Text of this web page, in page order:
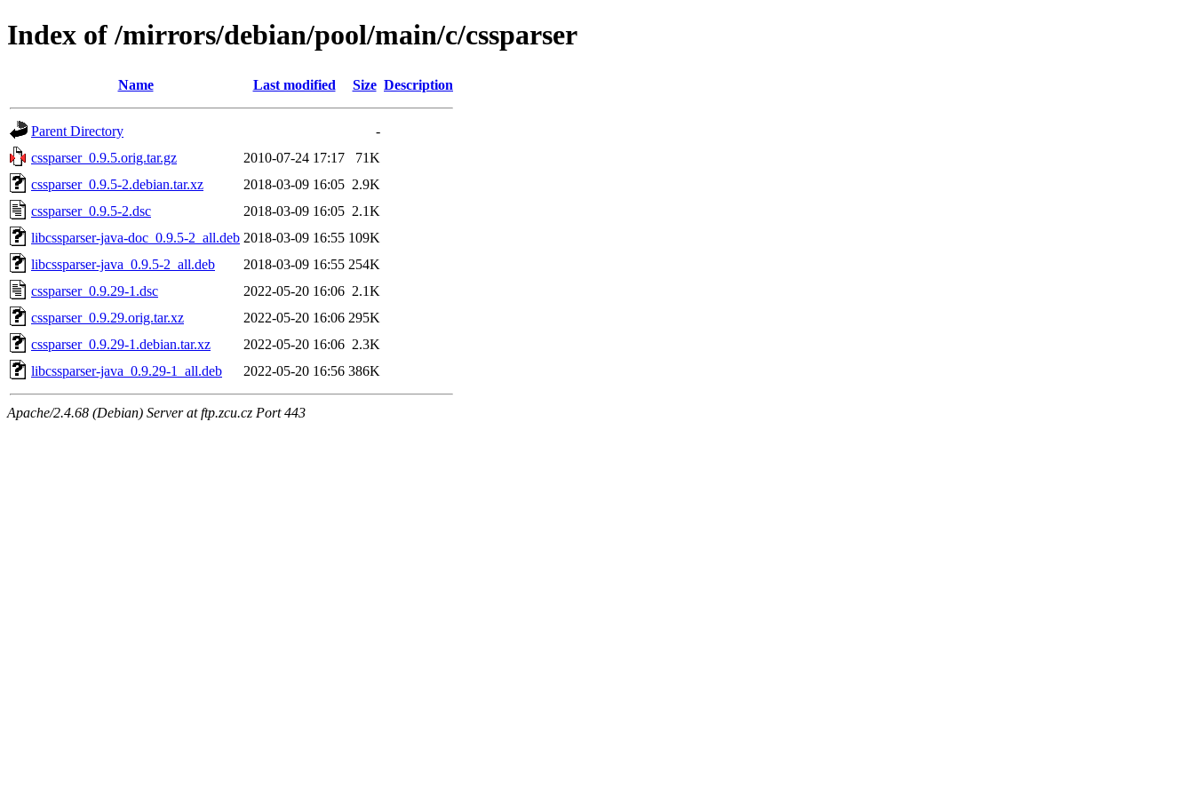
Index of /mirrors/debian/pool/main/c/cssparser
Name Last modified Size Description
Parent Directory
-
cssparser_0.9.5.orig.tar.gz
2010-07-24 17:17
71K
cssparser_0.9.5-2.debian.tar.xz
2018-03-09 16:05 2.9K
cssparser_0.9.5-2.dsc
2018-03-09 16:05 2.1K
libcssparser-java-doc_0.9.5-2_all.deb 2018-03-09 16:55 109K
libcssparser-java_0.9.5-2_all.deb
2018-03-09 16:55 254K
cssparser_0.9.29-1.dsc
2022-05-20 16:06 2.1K
cssparser_0.9.29.orig.tar.xz
2022-05-20 16:06 295K
cssparser_0.9.29-1.debian.tar.xz
2022-05-20 16:06 2.3K
libcssparser-java_0.9.29-1_all.deb
2022-05-20 16:56 386K
Apache/2.4.68 (Debian) Server at ftp.zcu.cz Port 443